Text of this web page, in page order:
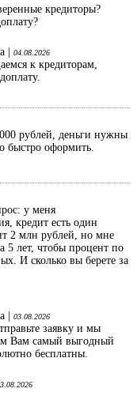
кредиторы?
| 04.08.2026
к кредиторам,
рублей, деньги нужны
быстро оформить.
у меня
кредит есть один
2 млн рублей, но мне
5 лет, чтобы процент по
И сколько вы берете за
|
03.08.2026
заявку и мы
Вам самый выгодный
бесплатны.